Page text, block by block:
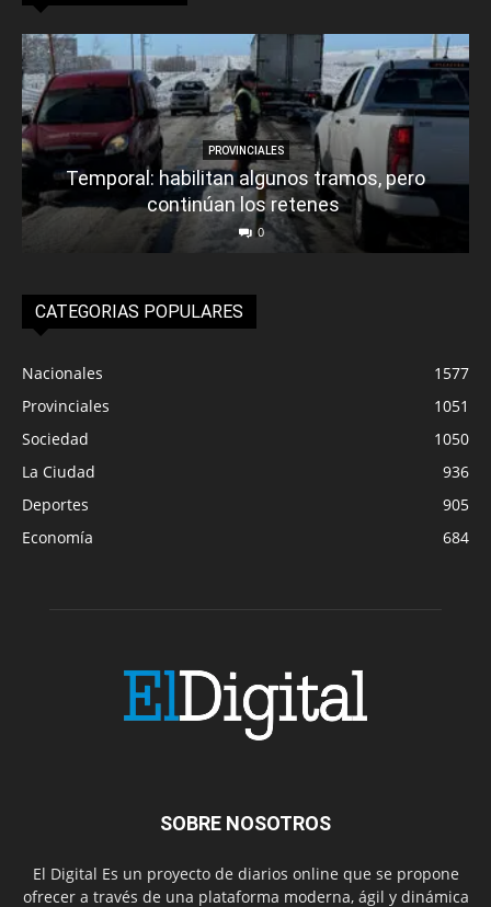
PROVINCIALES
Temporal: habilitan algunos tramos, pero
continúan los retenes
0
CATEGORIAS POPULARES
Nacionales
1577
Provinciales
1051
Sociedad
1050
La Ciudad
936
Deportes
905
Economía
684
SOBRE NOSOTROS
El Digital Es un proyecto de diarios online que se propone
ofrecer a través de una plataforma moderna, ágil y dinámica